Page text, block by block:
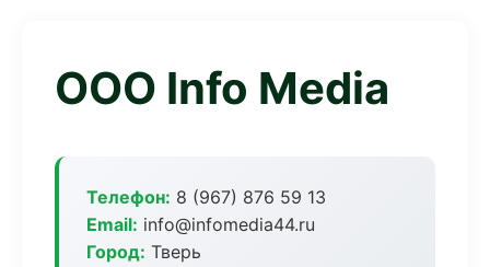
ООО Info Media
Телефон: 8 (967) 876 59 13
Email: info@infomedia44.ru
Город: Тверь